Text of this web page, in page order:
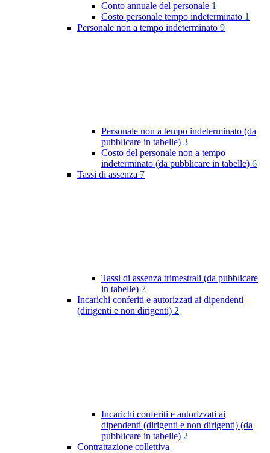
Conto annuale del personale 1
Costo personale tempo indeterminato 1
Personale non a tempo indeterminato 9
Personale non a tempo indeterminato (da
pubblicare in tabelle) 3
Costo del personale non a tempo
indeterminato (da pubblicare in tabelle) 6
Tassi di assenza 7
Tassi di assenza trimestrali (da pubblicare
in tabelle) 7
Incarichi conferiti e autorizzati ai dipendenti
(dirigenti e non dirigenti) 2
Incarichi conferiti e autorizzati ai
dipendenti (dirigenti e non dirigenti) (da
pubblicare in tabelle) 2
Contrattazione collettiva